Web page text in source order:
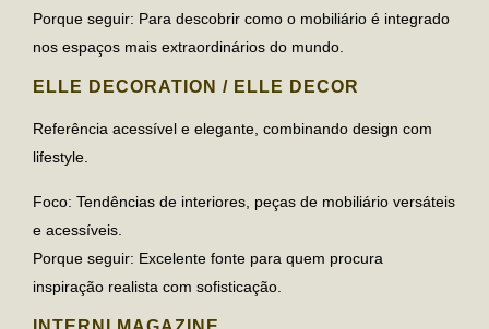
Porque seguir: Para descobrir como o mobiliário é integrado
nos espaços mais extraordinários do mundo.
ELLE DECORATION / ELLE DECOR
Referência acessível e elegante, combinando design com
lifestyle.
Foco: Tendências de interiores, peças de mobiliário versáteis
e acessíveis.
Porque seguir: Excelente fonte para quem procura
inspiração realista com sofisticação.